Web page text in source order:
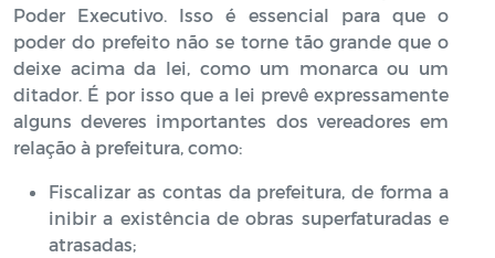
Poder Executivo. Isso é essencial para que o
poder do prefeito não se torne tão grande que o
deixe acima da lei, como um monarca ou um
ditador. É por isso que a lei prevê expressamente
alguns deveres importantes dos vereadores em
relação à prefeitura, como:
Fiscalizar as contas da prefeitura, de forma a
inibir a existência de obras superfaturadas e
atrasadas;